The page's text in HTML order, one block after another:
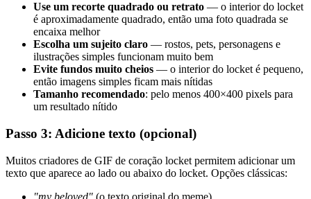
Use um recorte quadrado ou retrato — o interior do locket
é aproximadamente quadrado, então uma foto quadrada se
encaixa melhor
Escolha um sujeito claro — rostos, pets, personagens e
ilustrações simples funcionam muito bem
Evite fundos muito cheios — o interior do locket é pequeno,
então imagens simples ficam mais nítidas
Tamanho recomendado: pelo menos 400×400 pixels para
um resultado nítido
Passo 3: Adicione texto (opcional)
Muitos criadores de GIF de coração locket permitem adicionar um
texto que aparece ao lado ou abaixo do locket. Opções clássicas:
"my beloved" (o texto original do meme)